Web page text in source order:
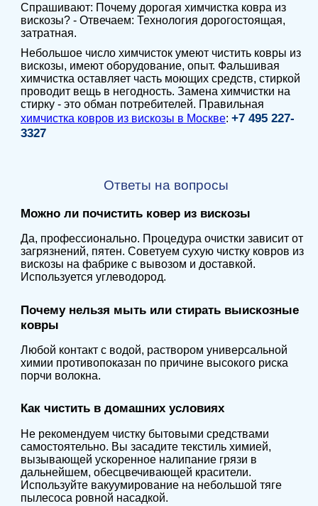
Спрашивают: Почему дорогая химчистка ковра из
вискозы? - Отвечаем: Технология дорогостоящая,
затратная.
Небольшое число химчисток умеют чистить ковры из
вискозы, имеют оборудование, опыт. Фальшивая
химчистка оставляет часть моющих средств, стиркой
проводит вещь в негодность. Замена химчистки на
стирку - это обман потребителей. Правильная
химчистка ковров из вискозы в Москве: +7 495 227-
3327
Ответы на вопросы
Можно ли почистить ковер из вискозы
Да, профессионально. Процедура очистки зависит от
загрязнений, пятен. Советуем сухую чистку ковров из
вискозы на фабрике с вывозом и доставкой.
Используется углеводород.
Почему нельзя мыть или стирать выискозные
ковры
Любой контакт с водой, раствором универсальной
химии противопоказан по причине высокого риска
порчи волокна.
Как чистить в домашних условиях
Не рекомендуем чистку бытовыми средствами
самостоятельно. Вы засадите текстиль химией,
вызывающей ускоренное налипание грязи в
дальнейшем, обесцвечивающей красители.
Используйте вакуумирование на небольшой тяге
пылесоса ровной насадкой.